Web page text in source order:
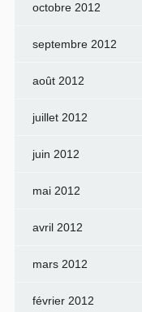
octobre 2012
septembre 2012
août 2012
juillet 2012
juin 2012
mai 2012
avril 2012
mars 2012
février 2012